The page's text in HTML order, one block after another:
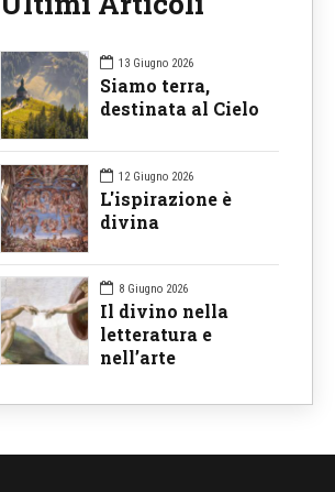
13 Giugno 2026
Siamo terra,
destinata al Cielo
12 Giugno 2026
L'ispirazione è
divina
8 Giugno 2026
Il divino nella
letteratura e
nell’arte